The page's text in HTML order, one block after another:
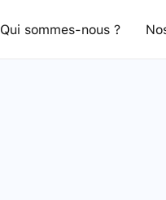
Qui sommes-nous ?